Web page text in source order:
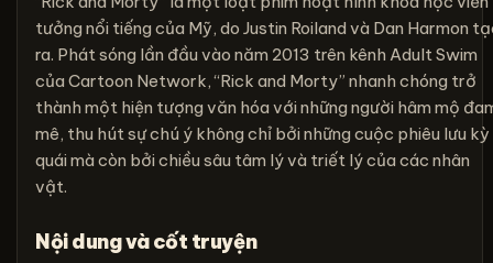
tưởng nổi tiếng của Mỹ, do Justin Roiland và Dan Harmon
ra. Phát sóng lần đầu vào năm 2013 trên kênh Adult Swim
của Cartoon Network, “Rick and Morty” nhanh chóng trở
thành một hiện tượng văn hóa với những người hâm mộ
mê, thu hút sự chú ý không chỉ bởi những cuộc phiêu lưu kỳ
quái mà còn bởi chiều sâu tâm lý và triết lý của các nhân
vật.
Nội dung và cốt truyện